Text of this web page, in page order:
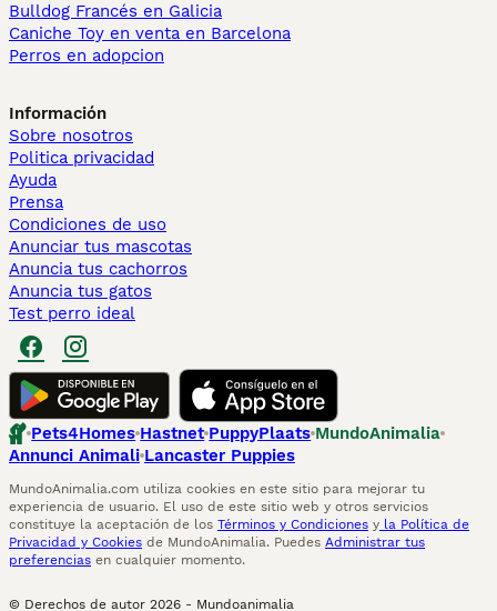
Bulldog Francés en Galicia
Caniche Toy en venta en Barcelona
Perros en adopcion
Información
Sobre nosotros
Politica privacidad
Ayuda
Prensa
Condiciones de uso
Anunciar tus mascotas
Anuncia tus cachorros
Anuncia tus gatos
Test perro ideal
Pets4Homes Hastnet PuppyPlaats MundoAnimalia
Annunci Animali Lancaster Puppies
MundoAnimalia.com utiliza cookies en este sitio para mejorar tu
experiencia de usuario. El uso de este sitio web y otros servicios
constituye la aceptación de los Términos y Condiciones y la Política de
Privacidad y Cookies de MundoAnimalia. Puedes Administrar tus
preferencias en cualquier momento.
© Derechos de autor 2026 - Mundoanimalia